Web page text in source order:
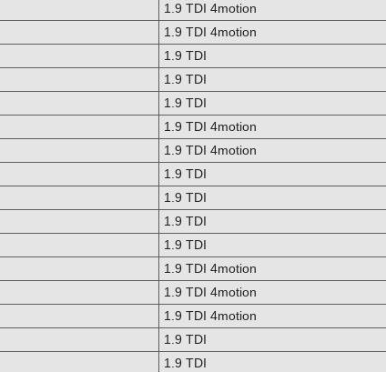
1.9 TDI 4motion
1.9 TDI 4motion
1.9 TDI
1.9 TDI
1.9 TDI
1.9 TDI 4motion
1.9 TDI 4motion
1.9 TDI
1.9 TDI
1.9 TDI
1.9 TDI
1.9 TDI 4motion
1.9 TDI 4motion
1.9 TDI 4motion
1.9 TDI
1.9 TDI